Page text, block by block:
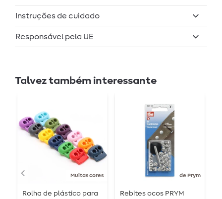
Instruções de cuidado
Responsável pela UE
Talvez também interessante
Muitas cores
Rolha de plástico para
de Prym
Rebites ocos PRYM